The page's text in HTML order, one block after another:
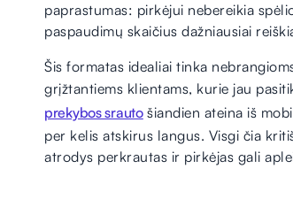
paprastumas: pirkėjui nebereikia
paspaudimų skaičius dažniausiai
Šis formatas idealiai tinka
grįžtantiems klientams, kurie jau
prekybos srautošiandien ateina iš
per kelis atskirus langus. Visgi čia
atrodys perkrautas ir pirkėjas gali